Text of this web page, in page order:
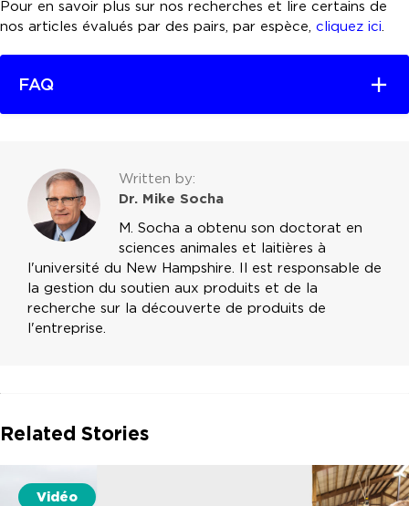
Pour en savoir plus sur nos recherches et lire certains de
nos articles évalués par des pairs, par espèce, cliquez ici.
FAQ
Written by:
Dr. Mike Socha
M. Socha a obtenu son doctorat en
sciences animales et laitières à
l'université du New Hampshire. Il est responsable de
la gestion du soutien aux produits et de la
recherche sur la découverte de produits de
l'entreprise.
Related Stories
Vidéo